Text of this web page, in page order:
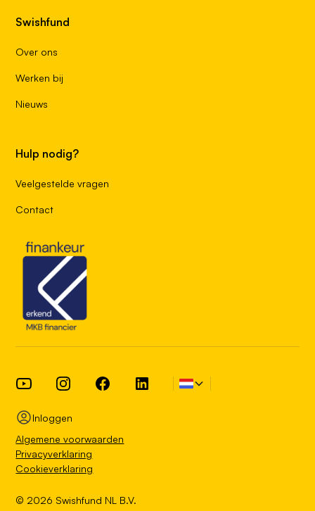
Swishfund
Over ons
Werken bij
Nieuws
Hulp nodig?
Veelgestelde vragen
Contact
© 2026 Swishfund NL B.V.
Algemene voorwaarden
Privacyverklaring
Cookieverklaring
Inloggen